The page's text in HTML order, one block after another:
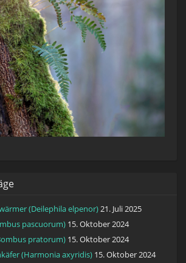
(Deilephila elpenor)21. Juli 2025
pascuorum) 15. Oktober 2024
pratorum) 15. Oktober 2024
(Harmonia axyridis) 15. Oktober 2024